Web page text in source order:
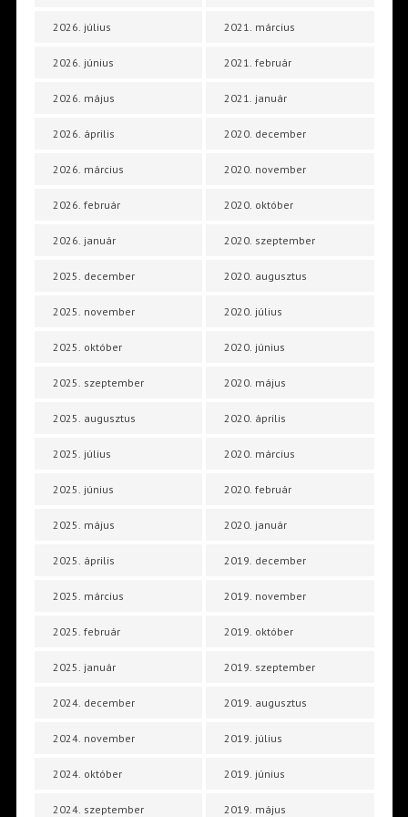
2026. július
2026. június
2026. május
2026. április
2026. március
2026. február
2026. január
2025. december
2025. november
2025. október
2025. szeptember
2025. augusztus
2025. július
2025. június
2025. május
2025. április
2025. március
2025. február
2025. január
2024. december
2024. november
2024. október
2024. szeptember
2021. március
2021. február
2021. január
2020. december
2020. november
2020. október
2020. szeptember
2020. augusztus
2020. július
2020. június
2020. május
2020. április
2020. március
2020. február
2020. január
2019. december
2019. november
2019. október
2019. szeptember
2019. augusztus
2019. július
2019. június
2019. május